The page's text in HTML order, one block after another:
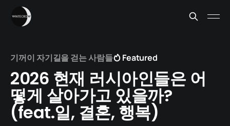
기꺼이 자기길을 걷는 사람들 Featured
2026 현재 러시아인들은 어
떻게 살아가고 있을까?
(feat.일, 결혼, 행복)